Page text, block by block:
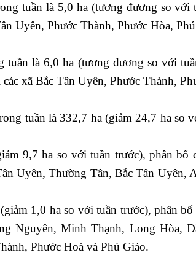
tuần là 5,0 ha (tương đương so với
Uyên, Phước Thành, Phước Hòa,
là 6,0 ha (tương đương so với
xã Bắc Tân Uyên, Phước Thành,
tuần là 332,7 ha (giảm 24,7 ha so
9,7 ha so với tuần trước), phân bố
Uyên, Thường Tân, Bắc Tân Uyên,
1,0 ha so với tuần trước), phân
Nguyên, Minh Thạnh, Long Hòa,
Phước Hoà và Phú Giáo.